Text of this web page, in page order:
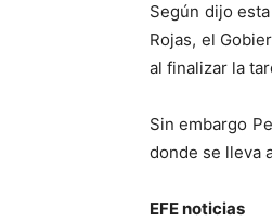
Según dijo
Rojas, el
al finalizar la
Sin embargo
donde se lleva
EFE noticias